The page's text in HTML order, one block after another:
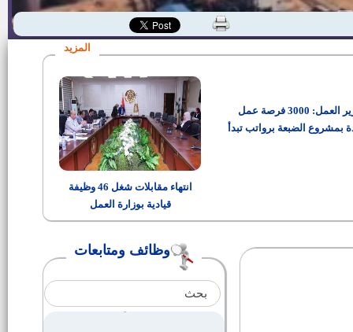
المزيد
وزير العمل: 3000 فرصة عمل
بمشروع الضبعة برواتب تبدأ
انتهاء مقابلات شغل 46 وظيفة
قيادية بوزارة العمل
وظائف ومتابعات
وظائف الهيئة العامة للأبنية التعليمية
-إعلان رقم 1 لسنة 2015
تعيين أوائل الخريجين دفعة 2013
تعيين حملة الماجيستير والدكتوراة
31/12/2014
عمال إنتاج وفني كهرباء بشركة
السلمى لمجازر الدواجن الآلية
أسماء مرشحى المقابلة الشخصية
لوظيفة معاون خدمة وحرفى-
الجهاز المركزي للمحاسبات
عدد 8 خدمات معاونه